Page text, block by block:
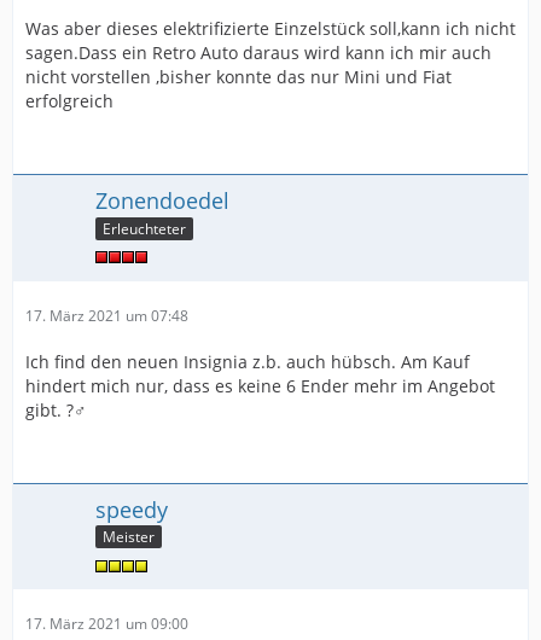
Was aber dieses elektrifizierte Einzelstück soll,kann ich nicht
sagen.Dass ein Retro Auto daraus wird kann ich mir auch
nicht vorstellen ,bisher konnte das nur Mini und Fiat
erfolgreich
Zonendoedel
Erleuchteter
17. März 2021 um 07:48
Ich find den neuen Insignia z.b. auch hübsch. Am Kauf
hindert mich nur, dass es keine 6 Ender mehr im Angebot
gibt. ?‍♂️
speedy
Meister
17. März 2021 um 09:00